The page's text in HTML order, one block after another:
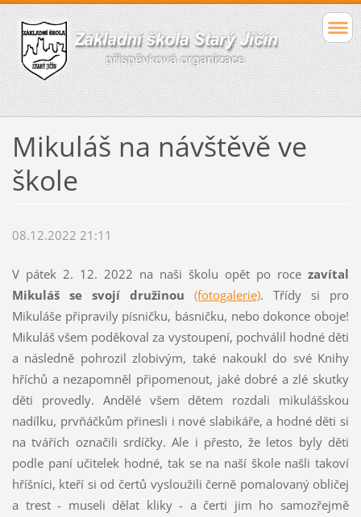
Mikuláš na návštěvě ve
škole
08.12.2022 21:11
V pátek 2. 12. 2022 na naši školu opět po rocezavítal
Mikuláš se svojí družinou
(fotogalerie). Třídy si pro
Mikuláše připravily písničku, básničku, nebo dokonce oboje!
Mikuláš všem poděkoval za vystoupení, pochválil hodné děti
a následně pohrozil zlobivým, také nakoukl do své Knihy
hříchů a nezapomněl připomenout, jaké dobré a zlé skutky
děti provedly. Andělé všem dětem rozdali mikulášskou
nadílku, prvňáčkům přinesli i nové slabikáře, a hodné děti si
na tvářích označili srdíčky. Ale i přesto, že letos byly děti
podle paní učitelek hodné, tak se na naší škole našli takoví
hříšníci, kteří si od čertů vysloužili černě pomalovaný obličej
a trest - museli dělat kliky - a čerti jim ho samozřejmě